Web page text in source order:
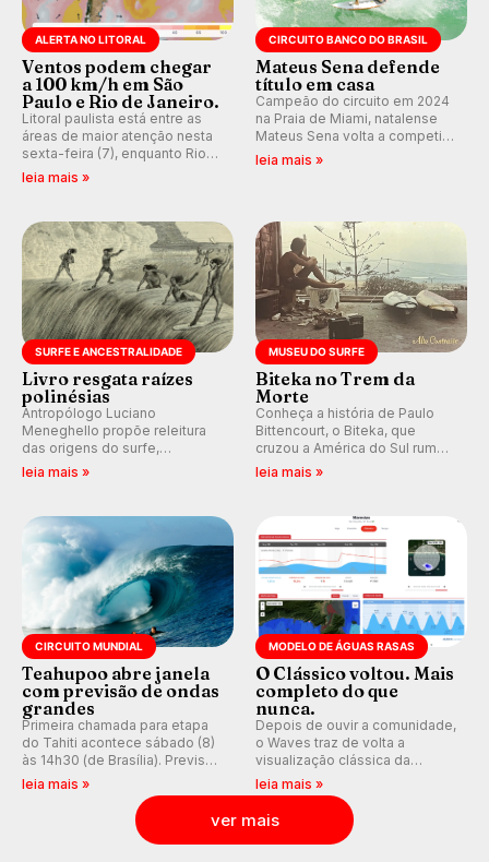
ALERTA NO LITORAL
Ventos podem chegar
a 100 km/h em São
Paulo e Rio de Janeiro.
Litoral paulista está entre as
áreas de maior atenção nesta
sexta-feira (7), enquanto Rio
de Janeiro também recebe
alerta para ventos fortes.
km/h em Itanhaém.
leia mais »
CIRCUITO BANCO DO BRASIL
Mateus Sena defende
título em casa
Campeão do circuito em 2024
na Praia de Miami, natalense
Mateus Sena volta a competir
em casa em busca de manter a
hegemonia potiguar em etapa
leia mais »
SURFE E ANCESTRALIDADE
Livro resgata raízes
polinésias
Antropólogo Luciano
Meneghello propõe releitura
das origens do surfe,
resgatando a cultura polinésia
e questionando a visão
prática em esporte e indústria.
leia mais »
MUSEU DO SURFE
Biteka no Trem da
Morte
Conheça a história de Paulo
Bittencourt, o Biteka, que
cruzou a América do Sul rumo
ao Pacífico em uma jornada
que se tornou um marco de
leia mais »
CIRCUITO MUNDIAL
Teahupoo abre janela
com previsão de ondas
grandes
Primeira chamada para etapa
do Tahiti acontece sábado (8)
às 14h30 (de Brasília). Previsão
indica swell consistente.
Medina embarca para evento e
WSL divulga baterias, com
Kelly Slater convidado.
leia mais »
MODELO DE ÁGUAS RASAS
O Clássico voltou. Mais
completo do que
nunca.
Depois de ouvir a comunidade,
o Waves traz de volta a
visualização clássica da
previsão de águas rasas,
agora integrada à nova
plataforma e com previsão das
ondas para até 16 dias.
leia mais »
ver mais